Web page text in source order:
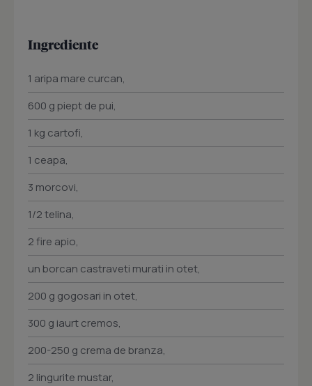
Ingrediente
1 aripa mare curcan,
600 g piept de pui,
1 kg cartofi,
1 ceapa,
3 morcovi,
1/2 telina,
2 fire apio,
un borcan castraveti murati in otet,
200 g gogosari in otet,
300 g iaurt cremos,
200-250 g crema de branza,
2 lingurite mustar,